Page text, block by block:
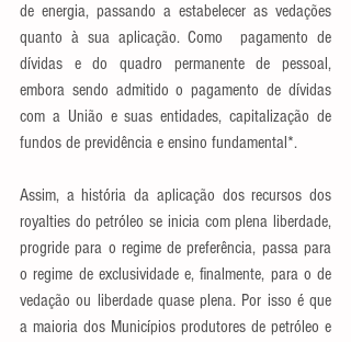
de energia, passando a estabelecer as vedações
quanto à sua aplicação. Como  pagamento de
dívidas e do quadro permanente de pessoal,
embora sendo admitido o pagamento de dívidas
com a União e suas entidades, capitalização de
fundos de previdência e ensino fundamental*.
Assim, a história da aplicação dos recursos dos
royalties do petróleo se inicia com plena liberdade,
progride para o regime de preferência, passa para
o regime de exclusividade e, finalmente, para o de
vedação ou liberdade quase plena. Por isso é que
a maioria dos Municípios produtores de petróleo e